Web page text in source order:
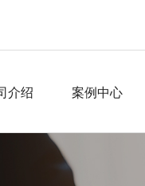
介绍 案例中心